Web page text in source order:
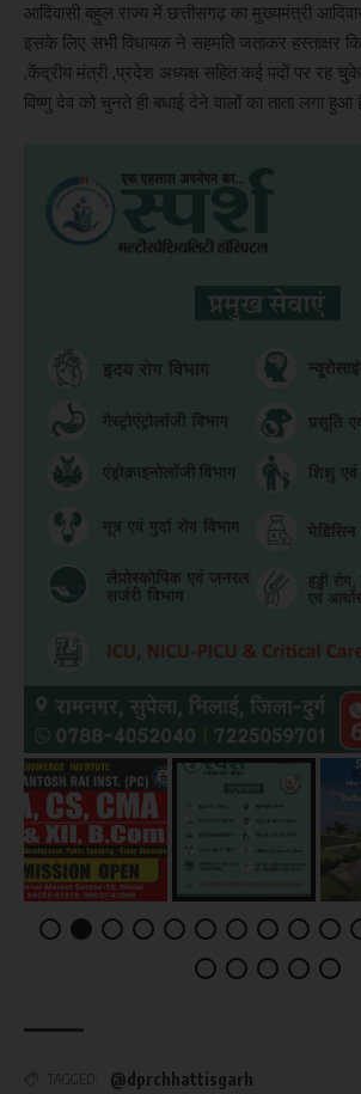
आदिवासी बहुल राज्य में छत्तीसगढ़ का मुख्यमंत्री
इसके लिए सभी विधायक ने सहमति जताकर हस्ताक्षर
,केंद्रीय मंत्री ,प्रदेश अध्यक्ष सहित कई पदों पर रह
विष्णु देव को चुनते ही बधाई देने वालों का ताता लगा हुआ
@dprchhattisgarh